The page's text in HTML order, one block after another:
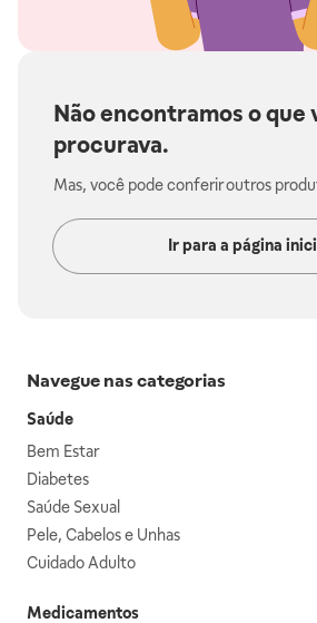
Não encontramos o que
procurava.
Mas, você pode conferir outros
Ir para a página
Navegue nas categorias
Saúde
Bem Estar
Diabetes
Saúde Sexual
Pele, Cabelos e Unhas
Cuidado Adulto
Medicamentos